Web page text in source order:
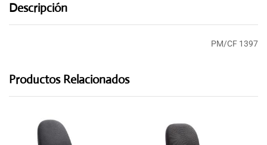
Descripción
PM/CF 1397
Productos Relacionados